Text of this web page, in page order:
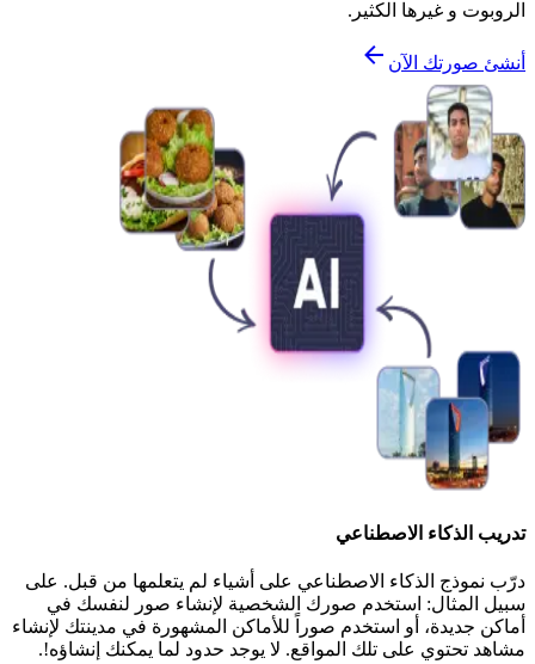
الروبوت و غيرها الكثير.
أنشئ صورتك الآن
تدريب الذكاء الاصطناعي
درّب نموذج الذكاء الاصطناعي على أشياء لم يتعلمها من قبل. على
سبيل المثال: استخدم صورك الشخصية لإنشاء صور لنفسك في
أماكن جديدة، أو استخدم صوراً للأماكن المشهورة في مدينتك لإنشاء
مشاهد تحتوي على تلك المواقع. لا يوجد حدود لما يمكنك إنشاؤه!.